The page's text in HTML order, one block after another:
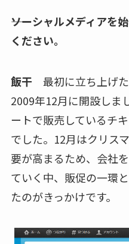
――ソーシャルメディアを
ください。
飯干 最初に立ち上げた
2009年12月に開設しま
ートで販売しているチ
でした。12月はクリス
要が高まるため、会社
ていく中、販促の一環
たのがきっかけです。